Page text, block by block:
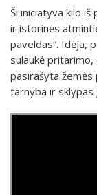
Ši iniciatyva kilo
ir istorinės
paveldas“. Idėja,
sulaukė
pasirašyta žemės
tarnyba ir